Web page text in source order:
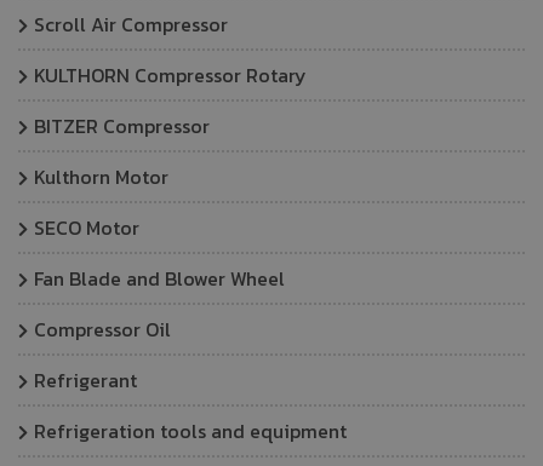
Scroll Air Compressor
KULTHORN Compressor Rotary
BITZER Compressor
Kulthorn Motor
SECO Motor
Fan Blade and Blower Wheel
Compressor Oil
Refrigerant
Refrigeration tools and equipment
ผง ด้วยความละเอียดของตัวกรอง
HCFC, HFC : POE, PAG อุณหภูมิ
(Maximum Working Pressure):
(978 psi.)